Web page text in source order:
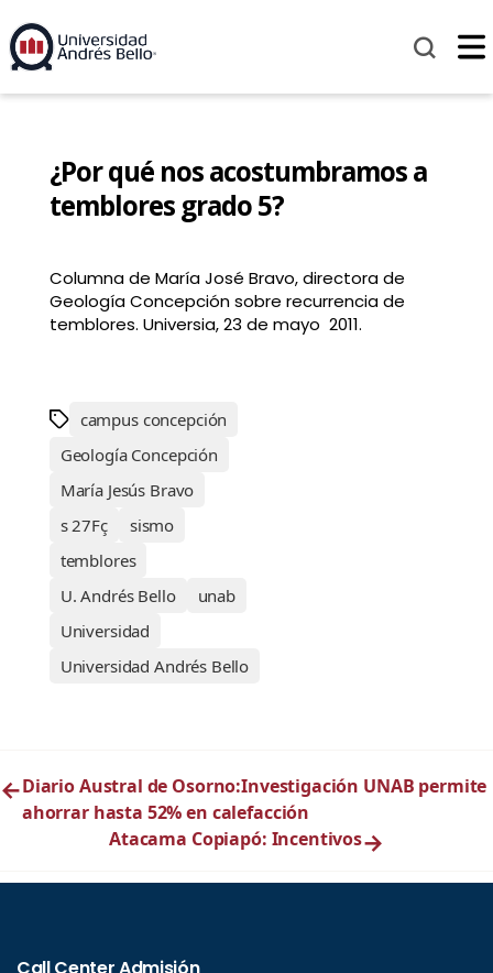
¿Por qué nos acostumbramos a
temblores grado 5?
Columna de María José Bravo, directora de
Geología Concepción sobre recurrencia de
temblores. Universia, 23 de mayo 2011.
campus concepción
Geología Concepción
María Jesús Bravo
s 27Fç
sismo
temblores
U. Andrés Bello
unab
Universidad
Universidad Andrés Bello
←Diario Austral de Osorno:Investigación UNAB permite
ahorrar hasta 52% en calefacción
Atacama Copiapó: Incentivos→